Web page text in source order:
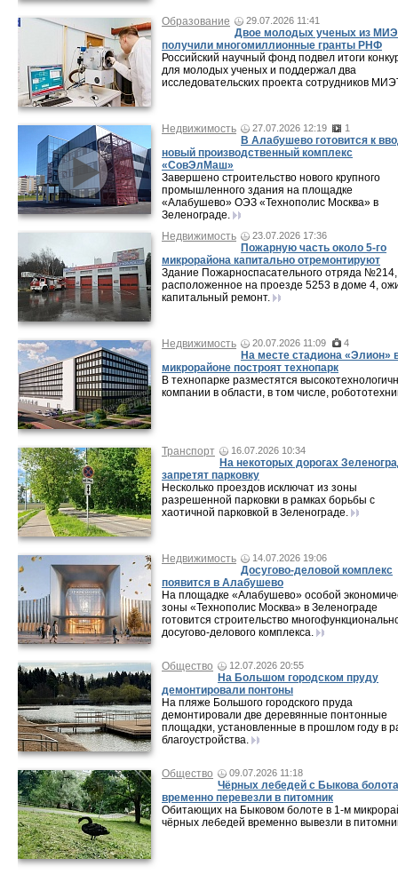
Образование 29.07.2026 11:41
Двое молодых ученых из
получили многомиллионные гранты РНФ
Российский научный фонд подвел итоги
для молодых ученых и поддержал два
исследовательских проекта сотрудников
Недвижимость 27.07.2026 12:19 1
В Алабушево готовится к
новый производственный комплекс
«СовЭлМаш»
Завершено строительство нового крупного
промышленного здания на площадке
«Алабушево» ОЭЗ «Технополис Москва» в
Зеленограде.
Недвижимость
23.07.2026 17:36
Пожарную часть около 5-го
микрорайона капитально отремонтируют
Здание Пожарноспасательного отряда №214,
расположенное на проезде 5253 в доме 4,
капитальный ремонт.
Недвижимость 20.07.2026 11:09 4
На месте стадиона «Элион»
микрорайоне построят технопарк
В технопарке разместятся
компании в области, в том числе,
Транспорт 16.07.2026 10:34
На некоторых дорогах
запретят парковку
Несколько проездов исключат из зоны
разрешенной парковки в рамках борьбы с
хаотичной парковкой в Зеленограде.
Недвижимость 14.07.2026 19:06
Досугово-деловой комплекс
появится в Алабушево
На площадке «Алабушево» особой
зоны «Технополис Москва» в Зеленограде
готовится строительство
досугово-делового комплекса.
Общество 12.07.2026 20:55
На Большом городском пруду
демонтировали понтоны
На пляже Большого городского пруда
демонтировали две деревянные понтонные
площадки, установленные в прошлом году в
благоустройства.
Общество 09.07.2026 11:18
Чёрных лебедей с Быкова болота
временно перевезли в питомник
Обитающих на Быковом болоте в 1-м
чёрных лебедей временно вывезли в